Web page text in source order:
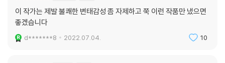
이 작가는 제발 불쾌한 변태감성 좀 자제하고 쭉 이런 작품만 냈으면
좋겠습니다
d*******8 2022.07.04. 10